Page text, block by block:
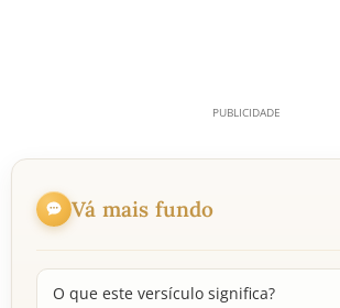
Vá mais fundo
O que este versículo significa?